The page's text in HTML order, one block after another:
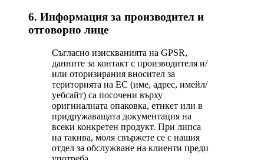
6. Информация за производител и
отговорно лице
Съгласно изискванията на GPSR,
данните за контакт с производителя и/
или оторизирания вносител за
територията на ЕС (име, адрес, имейл/
уебсайт) са посочени върху
оригиналната опаковка, етикет или в
придружаващата документация на
всеки конкретен продукт. При липса
на такива, моля свържете се с нашия
отдел за обслужване на клиенти преди